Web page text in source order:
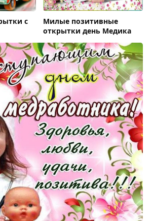
с
Милые позитивные
открытки день Медика